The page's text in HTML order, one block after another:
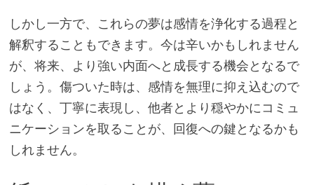
しかし一方で、これらの夢は感情を浄化する過程と
解釈することもできます。今は辛いかもしれません
が、将来、より強い内面へと成長する機会となるで
しょう。傷ついた時は、感情を無理に抑え込むので
はなく、丁寧に表現し、他者とより穏やかにコミュ
ニケーションを取ることが、回復への鍵となるかも
しれません。